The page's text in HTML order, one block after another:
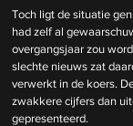
Toch ligt de situatie
had zelf al
overgangsjaar zou
slechte nieuws zat
verwerkt in de koers.
zwakkere cijfers dan
gepresenteerd.